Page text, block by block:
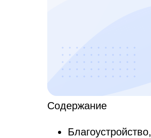
Содержание